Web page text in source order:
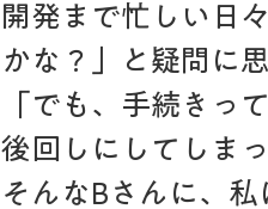
開発まで忙しい日
かな？」と疑問に
「でも、手続きっ
後回しにしてしま
そんなBさんに、私